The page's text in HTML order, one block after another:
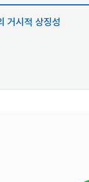
거시적 상징성